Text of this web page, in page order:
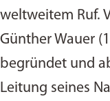
weltweitem Ruf.
Günther Wauer
begründet und
Leitung seines